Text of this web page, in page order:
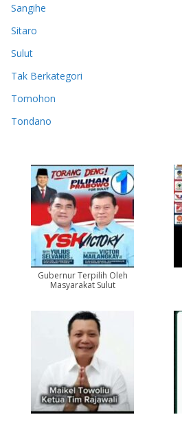
Sangihe
Sitaro
Sulut
Tak Berkategori
Tomohon
Tondano
Gubernur Terpilih Oleh
Masyarakat Sulut